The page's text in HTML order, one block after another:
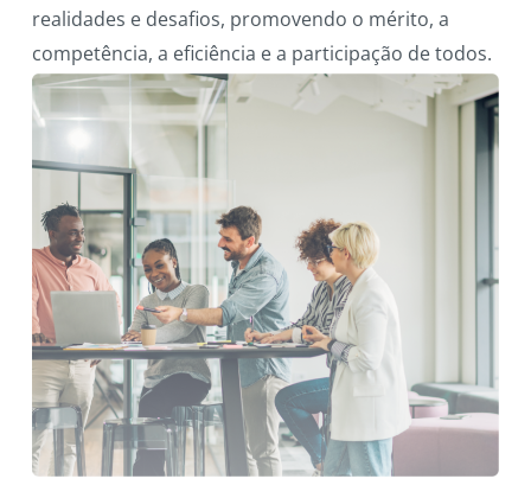
realidades e desafios, promovendo o mérito, a
competência, a eficiência e a participação de todos.